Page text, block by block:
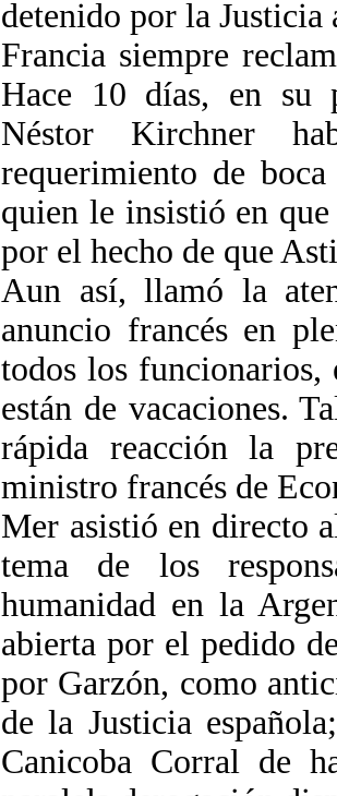
detenido por la Justicia
Francia siempre
Hace 10 días, en su
Néstor Kirchner
requerimiento de
quien le insistió en
por el hecho de que
Aun así, llamó la
anuncio francés en
todos los
están de vacaciones.
rápida reacción la
ministro francés de
Mer asistió en directo
tema de los
humanidad en la
abierta por el pedido
por Garzón, como
de la Justicia
Canicoba Corral de